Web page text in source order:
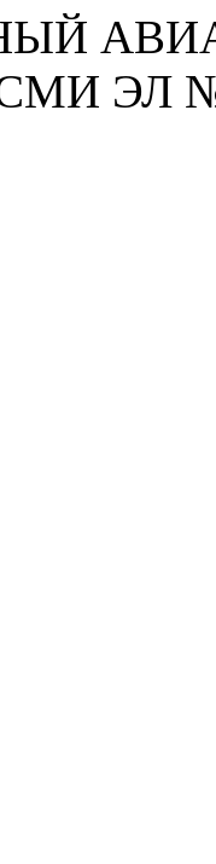
СМИ ЭЛ